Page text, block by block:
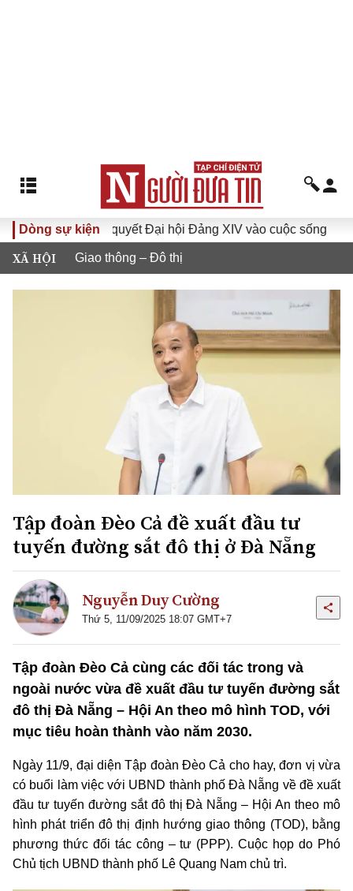
Dòng sự kiện
Đưa Nghị quyết Đại hội Đảng XIV vào cuộc sống Hướng
XÃ HỘI Giao thông – Đô thị
Tập đoàn Đèo Cả đề xuất đầu tư
tuyến đường sắt đô thị ở Đà Nẵng
Nguyễn Duy Cường
Thứ 5, 11/09/2025 18:07 GMT+7
Tập đoàn Đèo Cả cùng các đối tác trong và
ngoài nước vừa đề xuất đầu tư tuyến đường sắt
đô thị Đà Nẵng – Hội An theo mô hình TOD, với
mục tiêu hoàn thành vào năm 2030.
Ngày 11/9, đại diện Tập đoàn Đèo Cả cho hay, đơn vị vừa
có buổi làm việc với UBND thành phố Đà Nẵng về đề xuất
đầu tư tuyến đường sắt đô thị Đà Nẵng – Hội An theo mô
hình phát triển đô thị định hướng giao thông (TOD), bằng
phương thức đối tác công – tư (PPP). Cuộc họp do Phó
Chủ tịch UBND thành phố Lê Quang Nam chủ trì.